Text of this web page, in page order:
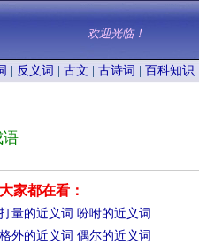
欢迎光临！
反义词 古文 古诗词 百科知识
语
大家都在看：
打量的近义词 吩咐的近义词
格外的近义词 偶尔的近义词